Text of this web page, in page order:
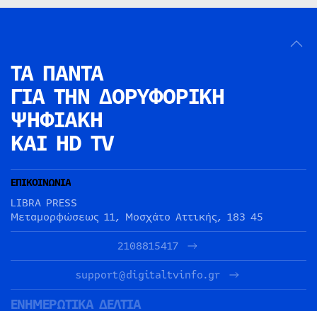
ΤΑ ΠΑΝΤΑ
ΓΙΑ ΤΗΝ ΔΟΡΥΦΟΡΙΚΗ
ΨΗΦΙΑΚΗ
ΚΑΙ HD TV
ΕΠΙΚΟΙΝΩΝΙΑ
LIBRA PRESS
Μεταμορφώσεως 11, Μοσχάτο Αττικής, 183 45
2108815417
support@digitaltvinfo.gr
ΕΝΗΜΕΡΩΤΙΚΑ ΔΕΛΤΙΑ